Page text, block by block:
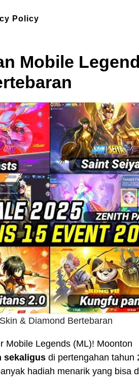
Policy
Mobile
& Diamond Bertebaran
Mobile Legends (ML)! Moonton
sekaligus di pertengahan tahun
hadiah menarik yang bisa